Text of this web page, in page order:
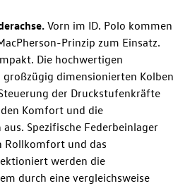
Vorn im ID. Polo kommen
Prinzip zum Einsatz.
Die hochwertigen
dimensionierten Kolben
der Druckstufenkräfte
Komfort und die
Spezifische Federbeinlager
Rollkomfort und das
werden die
durch eine vergleichsweise